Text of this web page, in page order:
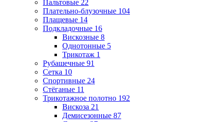
Пальтовые 22
Плательно-блузочные 104
Плащевые 14
Подкладочные 16
Вискозные 8
Однотонные 5
Трикотаж 1
Рубашечные 91
Сетка 10
Спортивные 24
Стёганые 11
Трикотажное полотно 192
Вискоза 21
Демисезонные 87